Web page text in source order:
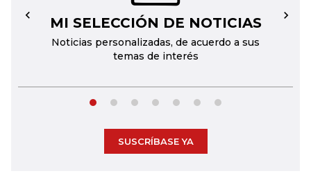
MI SELECCIÓN DE NOTICIAS
Noticias personalizadas, de acuerdo a sus
temas de interés
← →
SUSCRÍBASE YA